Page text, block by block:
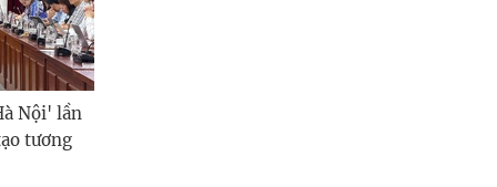
Nội' lần
tương